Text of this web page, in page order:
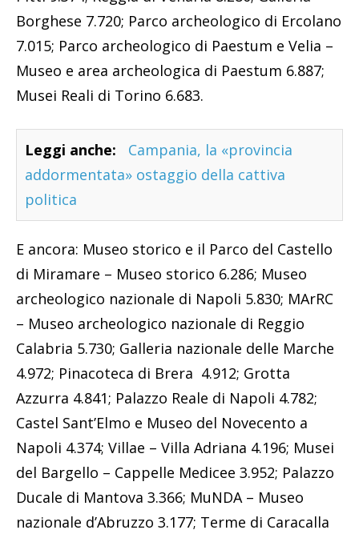
Borghese 7.720; Parco archeologico di Ercolano
7.015; Parco archeologico di Paestum e Velia –
Museo e area archeologica di Paestum 6.887;
Musei Reali di Torino 6.683.
Leggi anche:
Campania, la «provincia
addormentata» ostaggio della cattiva
politica
E ancora: Museo storico e il Parco del Castello
di Miramare – Museo storico 6.286; Museo
archeologico nazionale di Napoli 5.830; MArRC
– Museo archeologico nazionale di Reggio
Calabria 5.730; Galleria nazionale delle Marche
4.972; Pinacoteca di Brera 4.912; Grotta
Azzurra 4.841; Palazzo Reale di Napoli 4.782;
Castel Sant’Elmo e Museo del Novecento a
Napoli 4.374; Villae – Villa Adriana 4.196; Musei
del Bargello – Cappelle Medicee 3.952; Palazzo
Ducale di Mantova 3.366; MuNDA – Museo
nazionale d’Abruzzo 3.177; Terme di Caracalla